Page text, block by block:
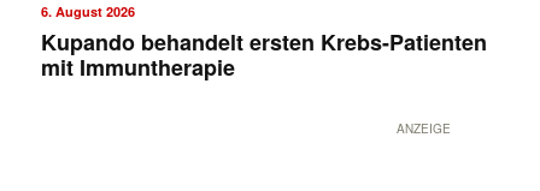
6. August 2026
Kupando behandelt ersten Krebs-Patienten
mit Immuntherapie
ANZEIGE